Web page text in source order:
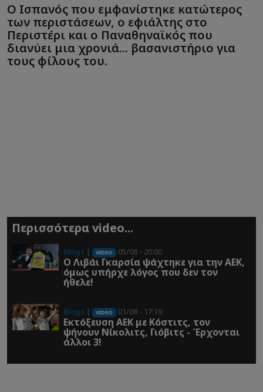
Ο Ισπανός που εμφανίστηκε κατώτερος
των περιστάσεων, ο εφιάλτης στο
Περιστέρι και ο Παναθηναϊκός που
διανύει μια χρονιά... βασανιστήριο για
τους φίλους του.
Περισσότερα video...
Blogs | VIDEO 05/08 - 20:00
O Λιβάι Γκαρσία ψάχτηκε για την ΑΕΚ,
όμως υπήρχε λόγος που δεν τον
ήθελε!
Blogs | VIDEO 01/08 - 17:19
Εκτόξευση ΑΕΚ με Κόστιτς, τον
ψήνουν Νίκολιτς, Γιόβιτς - Έρχονται
άλλοι 3!